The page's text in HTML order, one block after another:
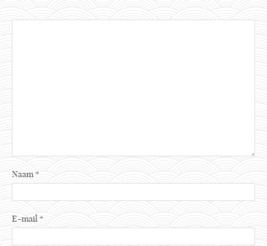
Naam *
E-mail *